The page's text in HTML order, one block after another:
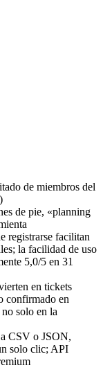
de miembros del
de pie, «planning
registrarse facilitan
la facilidad de uso
5,0/5 en 31
en tickets
confirmado en
solo en la
CSV o JSON,
solo clic; API